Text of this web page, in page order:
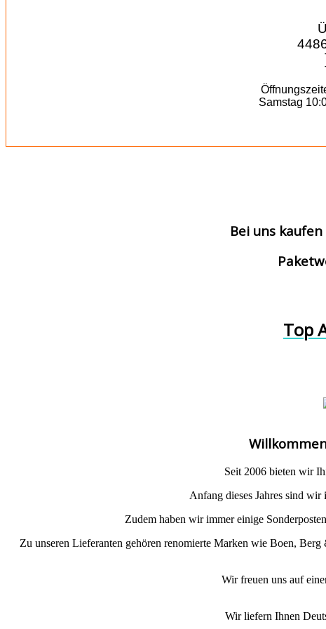
Samstag
Bei uns
Top
Seit 2006 bieten wir
Anfang dieses Jahres sind
Zudem haben wir immer einige
Zu unseren Lieferanten gehören renomierte Marken wie Boen,
Wir freuen uns auf
Wir liefern Ihnen